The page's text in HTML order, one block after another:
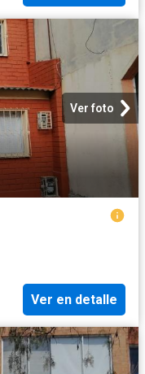
Ver foto
Ver en detalle